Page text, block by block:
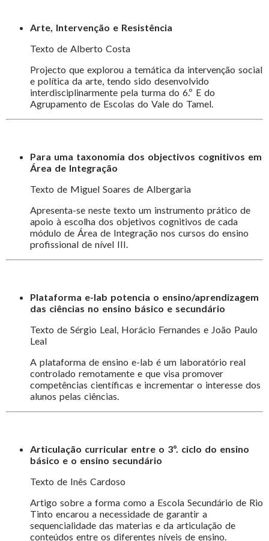
Arte, Intervenção e Resistência
Texto de Alberto Costa
Projecto que explorou a temática da intervenção social
e política da arte, tendo sido desenvolvido
interdisciplinarmente pela turma do 6.º E do
Agrupamento de Escolas do Vale do Tamel.
Para uma taxonomia dos objectivos cognitivos em
Área de Integração
Texto de Miguel Soares de Albergaria
Apresenta-se neste texto um instrumento prático de
apoio à escolha dos objetivos cognitivos de cada
módulo de Área de Integração nos cursos do ensino
profissional de nível III.
Plataforma e-lab potencia o ensino/aprendizagem
das ciências no ensino básico e secundário
Texto de Sérgio Leal, Horácio Fernandes e João Paulo
Leal
A plataforma de ensino e-lab é um laboratório real
controlado remotamente e que visa promover
competências científicas e incrementar o interesse dos
alunos pelas ciências.
Articulação curricular entre o 3º. ciclo do ensino
básico e o ensino secundário
Texto de Inês Cardoso
Artigo sobre a forma como a Escola Secundário de Rio
Tinto encarou a necessidade de garantir a
sequencialidade das materias e da articulação de
conteúdos entre os diferentes níveis de ensino.